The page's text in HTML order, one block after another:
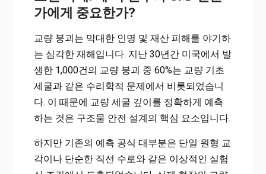
가에게 중요한가?
교량 붕괴는 막대한 인명 및 재산 피해를 야기하
는 심각한 재해입니다. 지난 30년간 미국에서 발
생한 1,000건의 교량 붕괴 중 60%는 교량 기초
세굴과 같은 수리학적 문제에서 비롯되었습니
다. 이 때문에 교량 세굴 깊이를 정확하게 예측
하는 것은 구조물 안전 설계의 핵심 요소입니다.
하지만 기존의 예측 공식 대부분은 단일 원형 교
각이나 단순한 직선 수로와 같은 이상적인 실험